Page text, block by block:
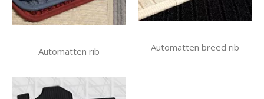
Automatten rib Automatten breed rib